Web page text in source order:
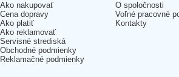
Ako nakupovať
Cena dopravy
Ako platiť
Ako reklamovať
Servisné strediská
Obchodné podmienky
Reklamačné podmienky
O spoločnosti
Voľné pracovné
Kontakty